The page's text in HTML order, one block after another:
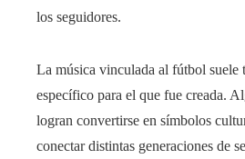
los seguidores.
La música vinculada al fútbol suele
específico para el que fue creada.
logran convertirse en símbolos
conectar distintas generaciones de